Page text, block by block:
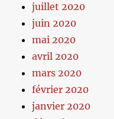
juillet 2020
juin 2020
mai 2020
avril 2020
mars 2020
février 2020
janvier 2020